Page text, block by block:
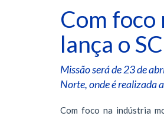
Com foco
lança o
Missão será de 23 de
Norte, onde é realizada
Com foco na indústria